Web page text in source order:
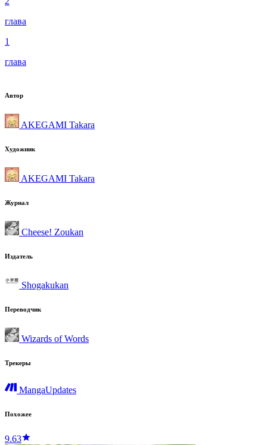
глава
1
глава
Автор
AKEGAMI Takara
Художник
AKEGAMI Takara
Журнал
Cheese! Zoukan
Издатель
Shogakukan
Переводчик
Wizards of Words
Трекеры
MangaUpdates
Похожее
9.63